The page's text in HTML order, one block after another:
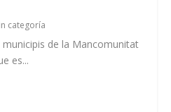
categoría
municipis de la Mancomunitat
es...